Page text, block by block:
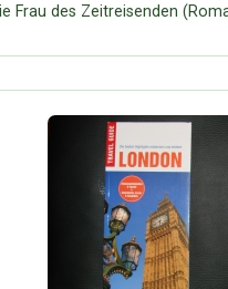
Frau des Zeitreisenden